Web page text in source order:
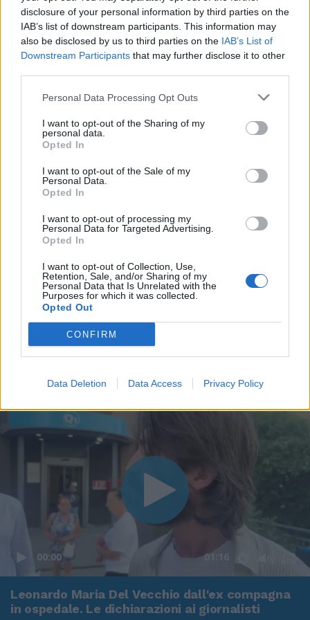
disclosure of your personal information by third parties on the
IAB’s list of downstream participants. This information may
also be disclosed by us to third parties on the IAB’s List of
Downstream Participants that may further disclose it to other
Personal Data Processing Opt Outs
I want to opt-out of the Sharing of my
personal data.
Opted In
I want to opt-out of the Sale of my
Personal Data.
Opted In
I want to opt-out of processing my
Personal Data for Targeted Advertising.
Opted In
I want to opt-out of Collection, Use,
Retention, Sale, and/or Sharing of my
Personal Data that Is Unrelated with the
Purposes for which it was collected.
Opted Out
CONFIRM
Data Deletion Data Access Privacy Policy
00:00 01:16
Leonardo Maria Del Vecchio dall'ex compagna
in ospedale. Le dichiarazioni ai giornalisti